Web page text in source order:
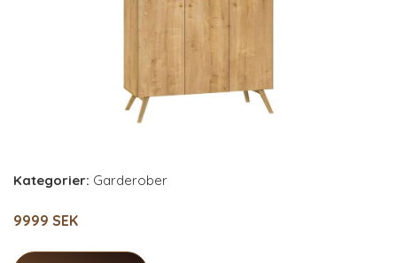
Kategorier: Garderober
9999 SEK